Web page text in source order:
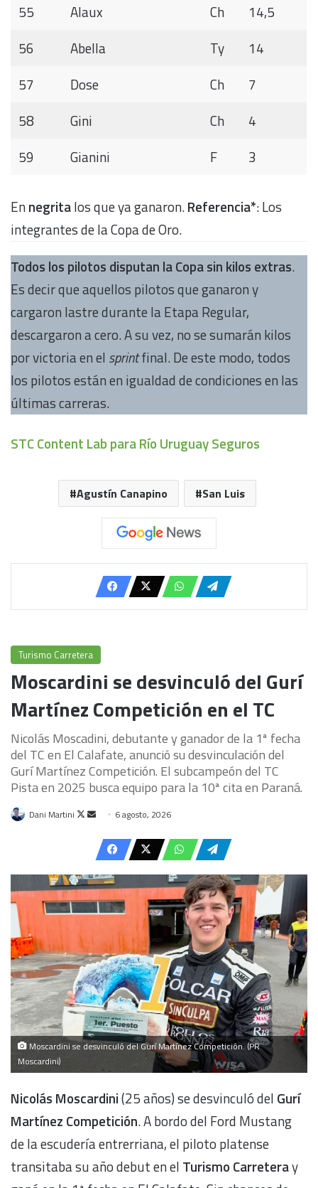
55
Alaux Ch
14,5
56
Abella Ty
14
57
Dose Ch
7
58
Gini Ch
4
59
Gianini F 3
Ennegritalos que ya ganaron.Referencia*: Los
integrantes de la Copa de Oro.
Todos los pilotos disputan la Copa sin kilos extras.
Es decir que aquellos pilotos que ganaron y
cargaron lastre durante la Etapa Regular,
descargaron a cero. A su vez, no se sumarán kilos
por victoria en el sprintfinal. De este modo, todos
los pilotos están en igualdad de condiciones en las
últimas carreras.
STC Content Lab para Río Uruguay Seguros
Agustín Canapino San Luis